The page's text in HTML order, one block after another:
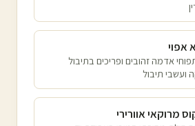
אפוי
אדמה זהובים ופריכים בתיבול
ועשבי תיבול
מרוקאי אוורירי